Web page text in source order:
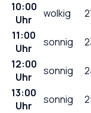
10:00
Uhr
wolkig
11:00
Uhr
sonnig
12:00
Uhr
sonnig
13:00
Uhr
sonnig